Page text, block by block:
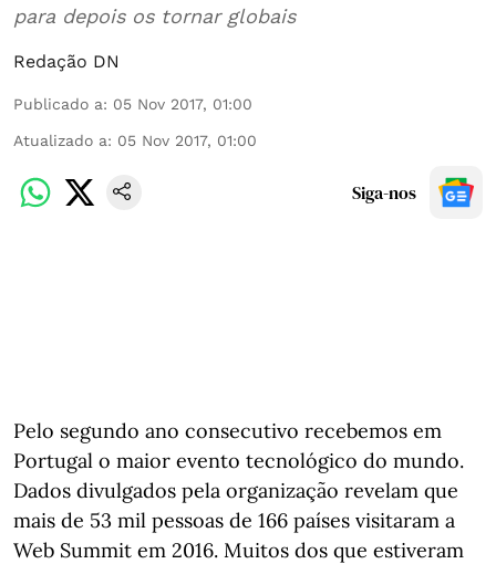
para depois os tornar globais
Redação DN
Publicado a: 05 Nov 2017, 01:00
Atualizado a: 05 Nov 2017, 01:00
Siga-nos
Pelo segundo ano consecutivo recebemos em
Portugal o maior evento tecnológico do mundo.
Dados divulgados pela organização revelam que
mais de 53 mil pessoas de 166 países visitaram a
Web Summit em 2016. Muitos dos que estiveram